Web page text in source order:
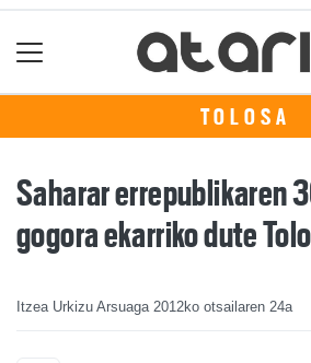
TOLOSA
Saharar errepublikaren
gogora ekarriko dute
Itzea Urkizu Arsuaga 2012ko otsailaren 24a